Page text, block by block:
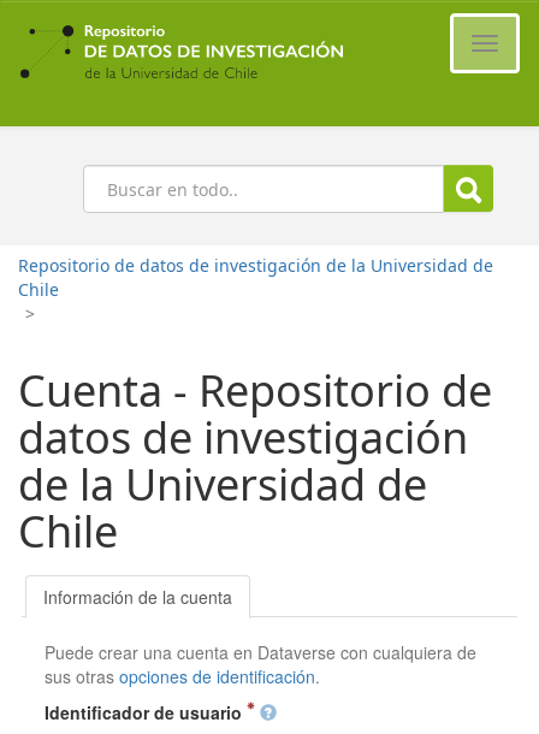
Ir
contenido
principal
Buscar
Repositorio de datos de investigación de la Universidad de
Chile
>
Cuenta - Repositorio de
datos de investigación
de la Universidad de
Chile
Información de la cuenta
Puede crear una cuenta en Dataverse con cualquiera de
sus otrasopciones de identificación.
Identificador de usuario